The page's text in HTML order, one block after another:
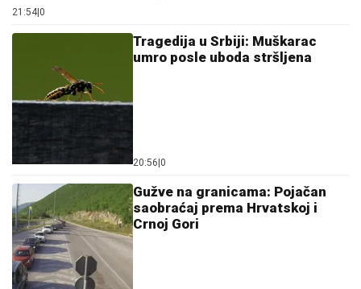
21:54 0
Tragedija u Srbiji: Muškarac
umro posle uboda stršljena
20:56 0
Gužve na granicama: Pojačan
saobraćaj prema Hrvatskoj i
Crnoj Gori